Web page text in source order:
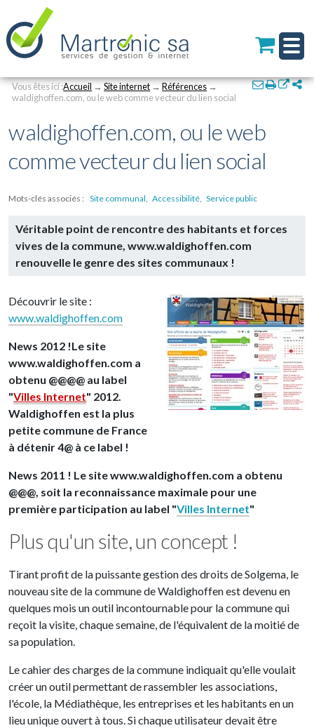
Personal
tools
contenu.
|
Aller
la
navigation
Navigation
Actions
document
Vous êtes ici :Accueil →Site internet →Références →
waldighoffen.com, ou le web comme vecteur du lien social
waldighoffen.com, ou le web
comme vecteur du lien social
Mots-clés associés : Site communal, Accessibilité, Service public
Véritable point de rencontre des habitants et forces
vives de la commune, www.waldighoffen.com
renouvelle le genre des sites communaux !
Découvrir le site :
www.waldighoffen.com
News 2012 !Le site
www.waldighoffen.com a
obtenu @@@@ au label
"Villes Internet" 2012.
Waldighoffen est la plus
petite commune de France
à détenir 4@ à ce label !
News 2011 ! Le site www.waldighoffen.com a obtenu
@@@, soit la reconnaissance maximale pour une
première participation au label "Villes Internet"
Plus qu'un site, un concept !
Tirant profit de la puissante gestion des droits de Solgema, le
nouveau site de la commune de Waldighoffen est devenu en
quelques mois un outil incontournable pour la commune qui
reçoit la visite, chaque semaine, de l'équivalent de la moitié de
sa population.
Le cahier des charges de la commune indiquait qu'elle voulait
créer un outil permettant de rassembler les associations,
l'école, la Médiathèque, les entreprises et les habitants en un
lieu unique ouvert à tous. Si chaque utilisateur devait être